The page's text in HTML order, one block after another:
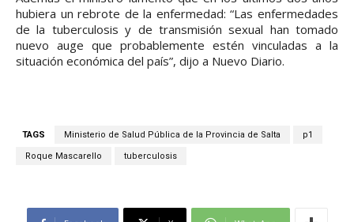
hubiera un rebrote de la enfermedad: “Las enfermedades
de la tuberculosis y de transmisión sexual han tomado
nuevo auge que probablemente estén vinculadas a la
situación económica del país”, dijo a Nuevo Diario.
TAGS Ministerio de Salud Pública de la Provincia de Salta p1
Roque Mascarello tuberculosis